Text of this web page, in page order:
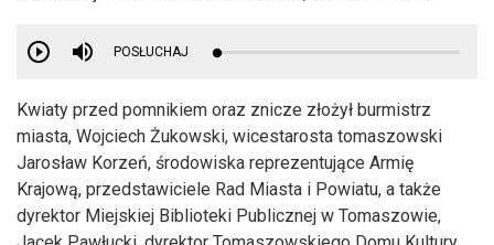
POSŁUCHAJ
Kwiaty przed pomnikiem oraz znicze złożył burmistrz
miasta, Wojciech Żukowski, wicestarosta tomaszowski
Jarosław Korzeń, środowiska reprezentujące Armię
Krajową, przedstawiciele Rad Miasta i Powiatu, a także
dyrektor Miejskiej Biblioteki Publicznej w Tomaszowie,